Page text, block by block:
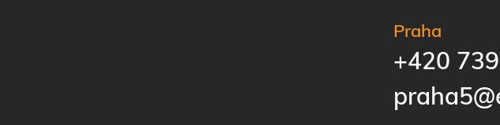
Praha
+420